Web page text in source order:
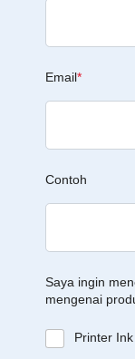
Email*
Contoh
Saya ingin
mengenai
Printer